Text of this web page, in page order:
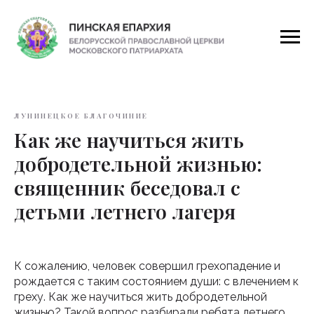
ЛУНИНЕЦКОЕ БЛАГОЧИНИЕ
Как же научиться жить
добродетельной жизнью:
священник беседовал с
детьми летнего лагеря
К сожалению, человек совершил грехопадение и
рождается с таким состоянием души: с влечением к
греху. Как же научиться жить добродетельной